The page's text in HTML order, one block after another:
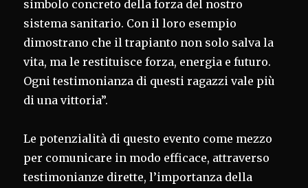
simbolo concreto della forza del nostro
sistema sanitario. Con il loro esempio
dimostrano che il trapianto non solo salva la
vita, ma le restituisce forza, energia e futuro.
Ogni testimonianza di questi ragazzi vale più
di una vittoria”.
Le potenzialità di questo evento come mezzo
per comunicare in modo efficace, attraverso
testimonianze dirette, l’importanza della